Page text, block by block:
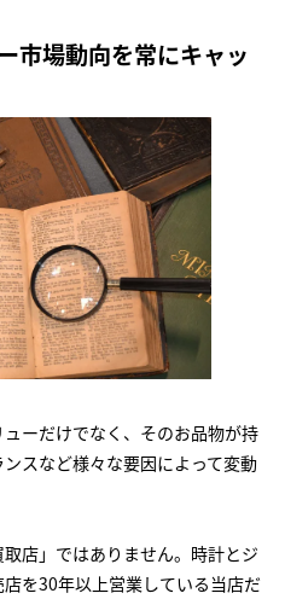
市場動向を常にキャッ
ーだけでなく、そのお品物が持
スなど様々な要因によって変動
店」ではありません。時計とジ
を30年以上営業している当店だ